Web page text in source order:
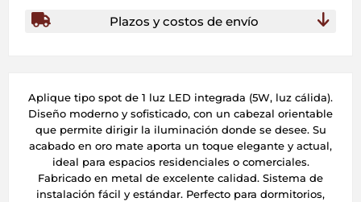
Plazos y costos de envío
Aplique tipo spot de 1 luz LED integrada (5W, luz cálida).
Diseño moderno y sofisticado, con un cabezal orientable
que permite dirigir la iluminación donde se desee. Su
acabado en oro mate aporta un toque elegante y actual,
ideal para espacios residenciales o comerciales.
Fabricado en metal de excelente calidad. Sistema de
instalación fácil y estándar. Perfecto para dormitorios,